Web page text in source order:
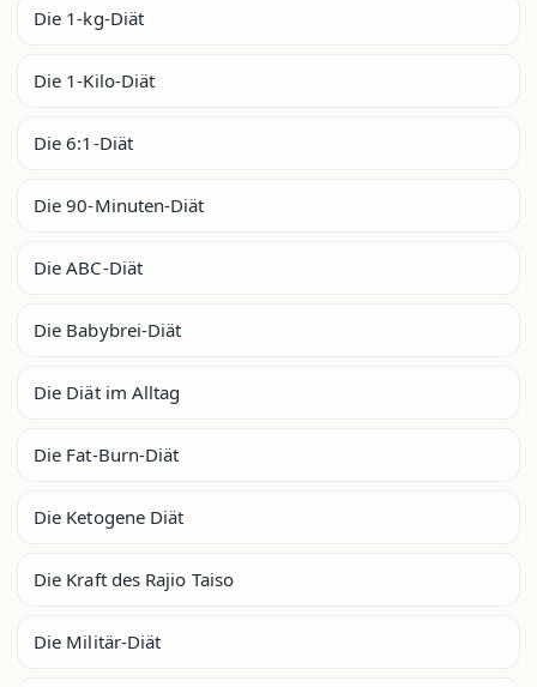
Die 1-kg-Diät
Die 1-Kilo-Diät
Die 6:1-Diät
Die 90-Minuten-Diät
Die ABC-Diät
Die Babybrei-Diät
Die Diät im Alltag
Die Fat-Burn-Diät
Die Ketogene Diät
Die Kraft des Rajio Taiso
Die Militär-Diät